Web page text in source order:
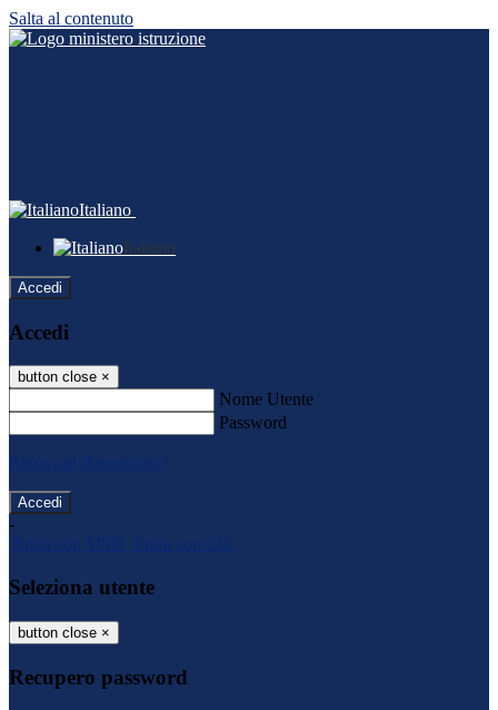
Salta al contenuto
Italiano
Italiano
Accedi
Accedi
button close ×
Nome Utente
Password
Password dimenticata?
-
Entra con SPID
Entra con CIE
Seleziona utente
button close ×
Recupero password